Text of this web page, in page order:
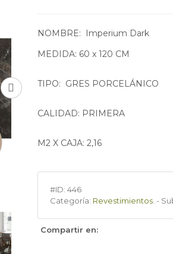
NOMBRE: Imperium Dark
MEDIDA: 60 x 120 CM
TIPO: GRES PORCELÁNICO
CALIDAD: PRIMERA
M2 X CAJA: 2,16
#ID:446
Categoría: Revestimientos -
Compartir en: